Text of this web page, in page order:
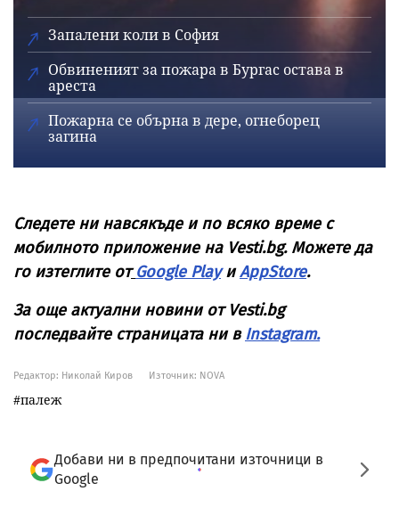
Запалени коли в София
Обвиненият за пожара в Бургас остава в
ареста
Пожарна се обърна в дере, огнеборец
загина
Следете ни навсякъде и по всяко време с
мобилното приложение на Vesti.bg. Можете да
го изтеглите от Google PlayиAppStore.
За още актуални новини от Vesti.bg
последвайте страницата ни вInstagram.
Редактор: Николай Киров Източник: NOVA
палеж
Добави ни в предпочитани източници в
Google